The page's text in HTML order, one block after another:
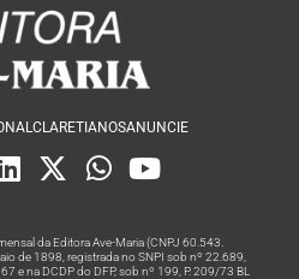
CLARETIANOSANUNCIE
da Editora Ave-Maria (CNPJ 60.543.
de 1898, registrada no SNPI sob nº 22.689,
e na DCDP do DFP, sob nº 199, P. 209/73 BL